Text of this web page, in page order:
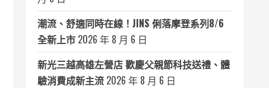
潮流、舒適同時在線！JINS 俐落摩登系列8/6
全新上市 2026 年 8 月 6 日
新光三越高雄左營店 歡慶父親節科技送禮、體
驗消費成新主流 2026 年 8 月 6 日